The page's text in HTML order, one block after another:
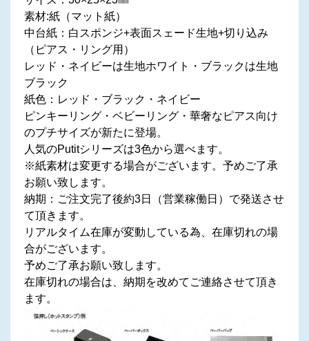
素材:紙（マット紙）
中台紙：白スポンジ+表面スェード生地+切り込み
（ピアス・リング用）
レッド・ネイビーは生地ホワイト・ブラックは生地
ブラック
紙色：レッド・ブラック・ネイビー
ピンキーリング・ベビーリング・華奢なピアス向け
のプチサイズが新たに登場。
人気のPutitシリーズは3色から選べます。
※紙素材は変更する場合がございます。予めご了承
お願い致します。
納期：ご注文完了後約3日（営業稼働日）で発送させ
て頂きます。
リアルタイム在庫が変動している為、在庫切れの場
合がございます。
予めご了承お願い致します。
在庫切れの場合は、納期を改めてご連絡させて頂き
ます。